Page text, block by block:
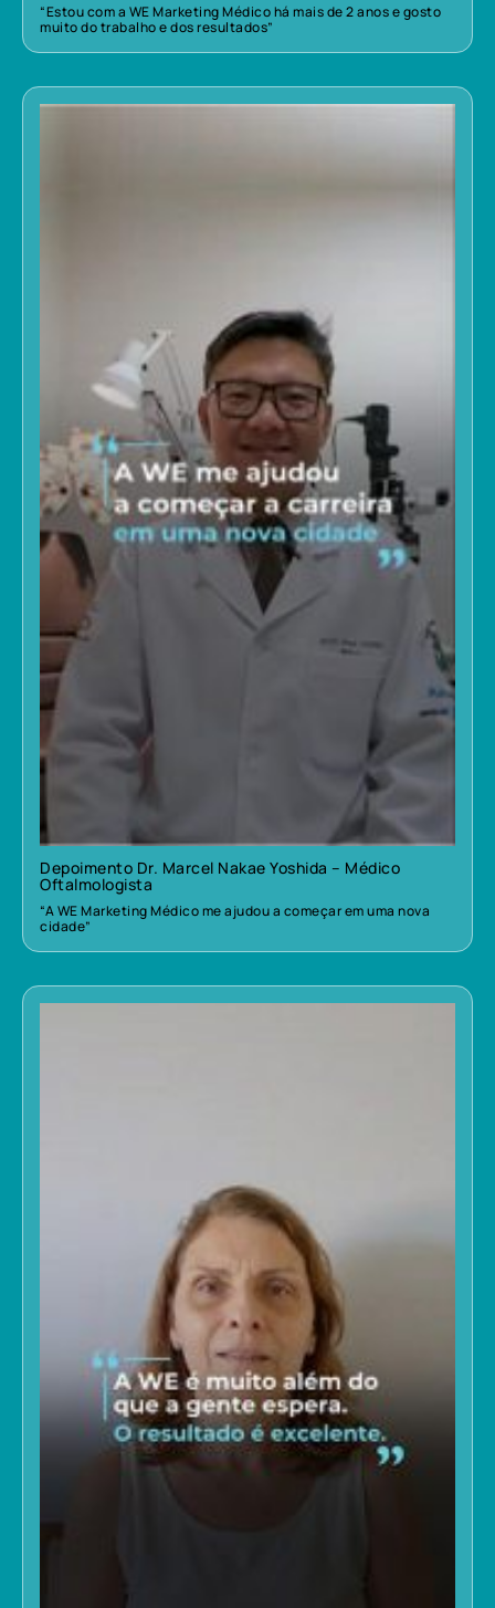
“Estou com a WE Marketing Médico há mais de 2 anos e gosto
muito do trabalho e dos resultados”
Depoimento Dr. Marcel Nakae Yoshida – Médico
Oftalmologista
“A WE Marketing Médico me ajudou a começar em uma nova
cidade”